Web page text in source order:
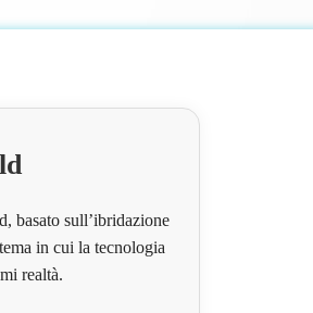
basato sull’ibridazione
in cui la tecnologia
realtà.